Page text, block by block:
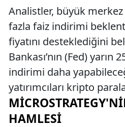
Analistler, büyük
fazla faiz indirimi
fiyatını desteklediğini
Bankası’nın (Fed) yarın
indirimi daha
yatırımcıları kripto
HAMLESI